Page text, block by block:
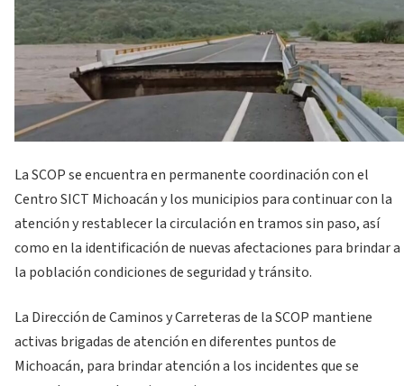
La SCOP se encuentra en permanente coordinación con el
Centro SICT Michoacán y los municipios para continuar con la
atención y restablecer la circulación en tramos sin paso, así
como en la identificación de nuevas afectaciones para brindar a
la población condiciones de seguridad y tránsito.
La Dirección de Caminos y Carreteras de la SCOP mantiene
activas brigadas de atención en diferentes puntos de
Michoacán, para brindar atención a los incidentes que se